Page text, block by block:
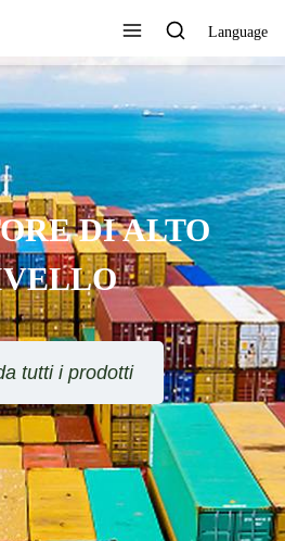
Language
DI ALTO
tutti i prodotti